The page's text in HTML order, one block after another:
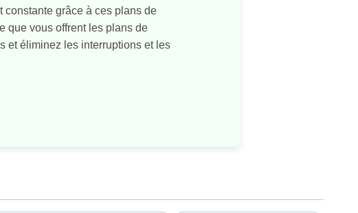
grâce à ces plans de
que vous offrent les plans de
et éliminez les interruptions et les